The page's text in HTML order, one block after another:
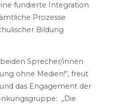
fundierte Integration
Prozesse
Bildung
Sprecher/innen
ohne Medien!“, freut
das Engagement der
„Die